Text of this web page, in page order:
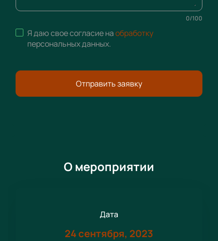
0/100
Я даю свое согласие наобработку
персональных данных.
Отправить заявку
О мероприятии
Дата
24 сентября, 2023